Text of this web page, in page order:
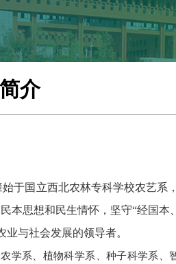
介
于国立西北农林专科学校农艺系
本思想和民生情怀，坚守“经国
业与社会发展的领导者。
学系、植物科学系、种子科学系、